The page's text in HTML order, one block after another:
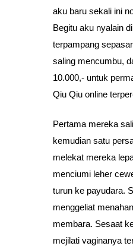
aku baru sekali ini
Begitu aku nyalain
terpampang
saling mencumbu,
10.000,- untuk
Qiu Qiu online
Pertama mereka
kemudian satu
melekat mereka
menciumi leher
turun ke payudara.
menggeliat
membara. Sesaat
mejilati vaginanya